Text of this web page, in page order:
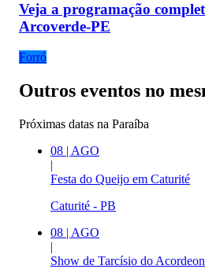
Veja a programação
Arcoverde-PE
Forró
Outros eventos no
Próximas datas na Paraíba
08 | AGO
|
Festa do Queijo em Caturité
Caturité - PB
08 | AGO
|
Show de Tarcísio do